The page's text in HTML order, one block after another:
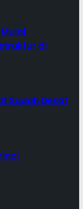
di
Sudah Dekat